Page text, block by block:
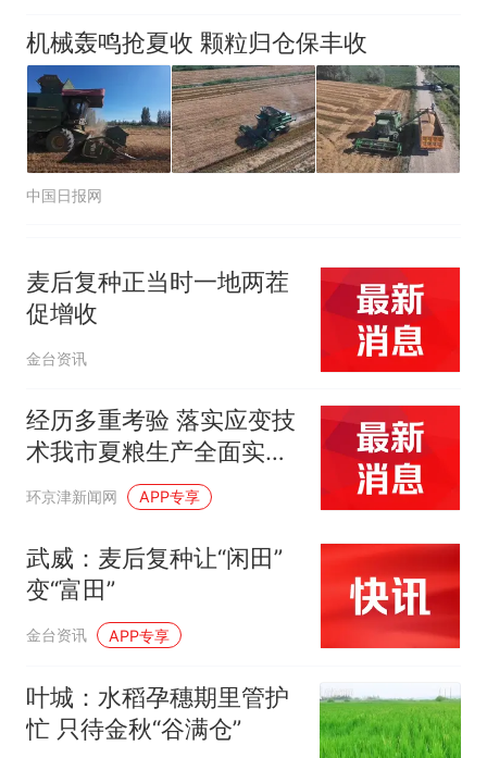
机械轰鸣抢夏收 颗粒归仓保丰收
中国日报网
麦后复种正当时一地两茬
促增收
金台资讯
经历多重考验 落实应变技
术我市夏粮生产全面实现
能种尽种
环京津新闻网 APP专享
武威：麦后复种让“闲田”
变“富田”
金台资讯 APP专享
叶城：水稻孕穗期里管护
忙 只待金秋“谷满仓”